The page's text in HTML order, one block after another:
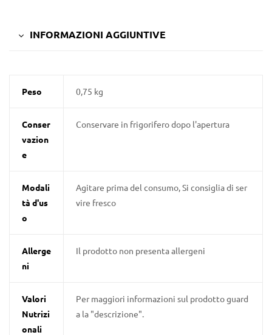
INFORMAZIONI AGGIUNTIVE
Peso 0,75 kg
Conser
vazion
e
Conservare in frigorifero dopo l'apertura
Modali
tà d'us
o
Agitare prima del consumo, Si consiglia di ser
vire fresco
Allerge
ni
Il prodotto non presenta allergeni
Valori
Nutrizi
onali
Per maggiori informazioni sul prodotto guard
a la "descrizione".